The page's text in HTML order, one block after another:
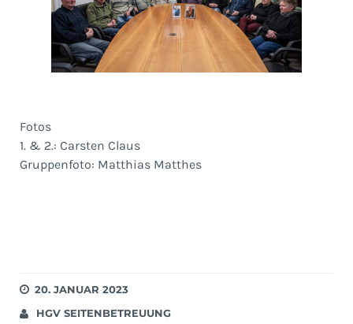
Fotos
1. & 2.: Carsten Claus
Gruppenfoto: Matthias Matthes
20. JANUAR 2023
HGV SEITENBETREUUNG